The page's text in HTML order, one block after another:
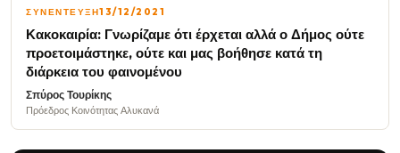
ΣΥΝΕΝΤΕΥΞΗ13/12/2021
Κακοκαιρία: Γνωρίζαμε ότι έρχεται αλλά ο Δήμος ούτε
προετοιμάστηκε, ούτε και μας βοήθησε κατά τη
διάρκεια του φαινομένου
Σπύρος Τουρίκης
Πρόεδρος Κοινότητας Αλυκανά